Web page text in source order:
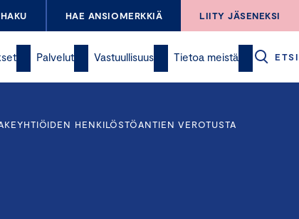
HAE ANSIOMERKKIÄ LIITY JÄSENEKSI
Palvelut Vastuullisuus Tietoa meistä ETSI
HENKILÖSTÖANTIEN VEROTUSTA